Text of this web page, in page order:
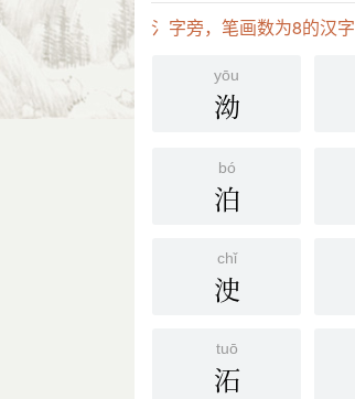
氵字旁，笔画数为8的汉字
yōu
泑
bó
泊
chǐ
㳏
tuō
沰